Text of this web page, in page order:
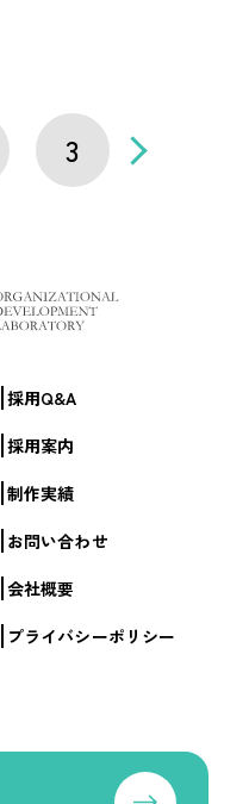
3
採用Q&A
採用案内
制作実績
お問い合わせ
会社概要
プライバシーポリシー